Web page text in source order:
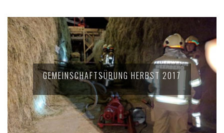
GEMEINSCHAFTSÜBUNG HERBST 2017